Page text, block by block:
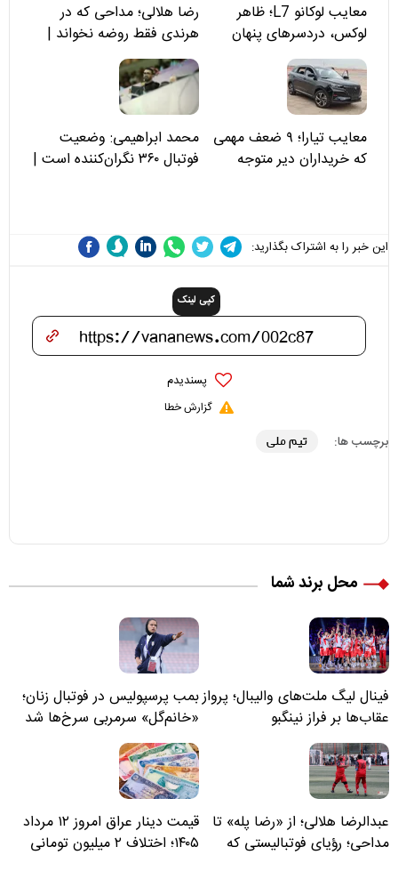
معایب لوکانو L7؛ ظاهر
لوکس، دردسرهای پنهان
رضا هلالی؛ مداحی که در
هرندی فقط روضه نخواند |
مسئولان «تکیه‌گاه آقا مرتضی
علی(ع)» را جدی‌تر ببینند
معایب تیارا؛ ۹ ضعف مهمی
که خریداران دیر متوجه
محمد ابراهیمی: وضعیت
فوتبال ۳۶۰ نگران‌کننده است |
این خبر را به اشتراک بگذارید:
کپی لینک
پسندیدم
گزارش خطا
برچسب ها: تیم ملی
محل برند شما
فینال لیگ ملت‌های والیبال؛ پرواز
عقاب‌ها بر فراز نینگبو
بمب پرسپولیس در فوتبال زنان؛
«خانم‌گل» سرمربی سرخ‌ها شد
عبدالرضا هلالی؛ از «رضا پله» تا
مداحی؛ رؤیای فوتبالیستی که
قیمت دینار عراق امروز ۱۲ مرداد
۱۴۰۵؛ اختلاف ۲ میلیون تومانی